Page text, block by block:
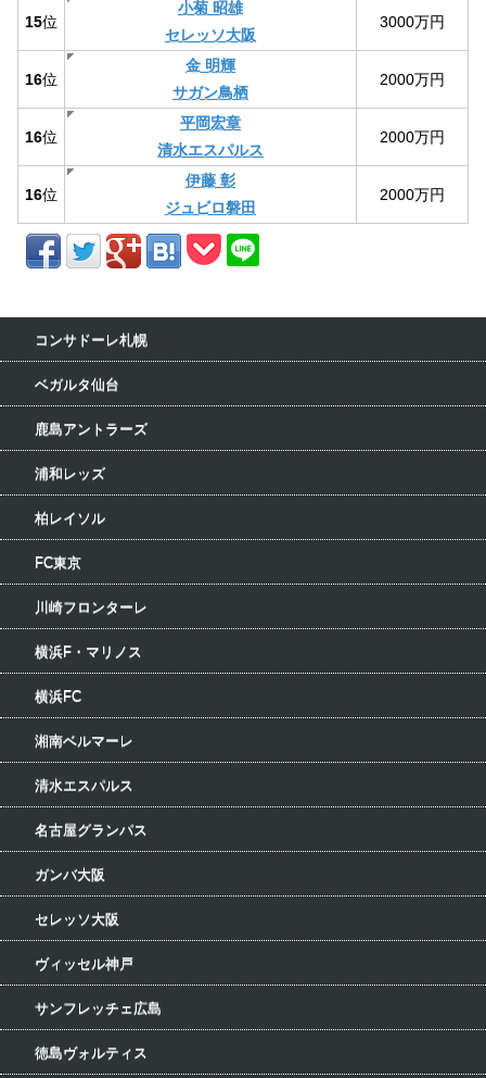
15位
小菊 昭雄
セレッソ大阪
3000万円
16位
金 明輝
サガン鳥栖
2000万円
16位
平岡宏章
清水エスパルス
2000万円
16位
伊藤 彰
ジュビロ磐田
2000万円
コンサドーレ札幌
ベガルタ仙台
鹿島アントラーズ
浦和レッズ
柏レイソル
FC東京
川崎フロンターレ
横浜F・マリノス
横浜FC
湘南ベルマーレ
清水エスパルス
名古屋グランパス
ガンバ大阪
セレッソ大阪
ヴィッセル神戸
サンフレッチェ広島
徳島ヴォルティス